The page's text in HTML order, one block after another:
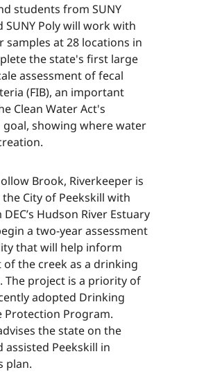
students from SUNY
SUNY Poly will work with
samples at 28 locations in
the state's first large
assessment of fecal
(FIB), an important
Clean Water Act's
showing where water
Brook, Riverkeeper is
City of Peekskill with
Hudson River Estuary
a two-year assessment
that will help inform
of the creek as a drinking
The project is a priority of
adopted Drinking
Protection Program.
the state on the
assisted Peekskill in